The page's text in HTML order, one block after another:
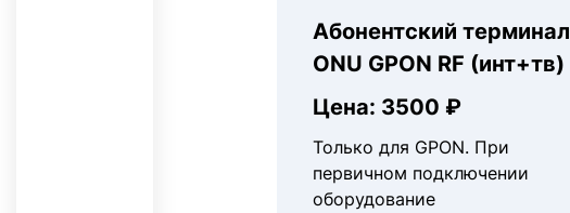
Абонентский терминал
ONU GPON RF (инт+тв)
Цена: 3500 ₽
Только для GPON. При
первичном подключении
оборудование